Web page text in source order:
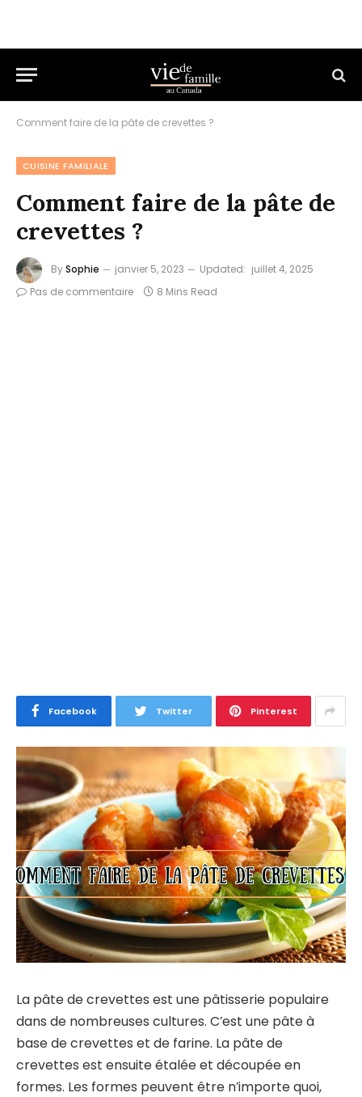
Comment faire de la pâte de crevettes ?
CUISINE FAMILIALE
Comment faire de la pâte de
crevettes ?
BySophie janvier 5, 2023 Updated: juillet 4, 2025
Pas de commentaire
8 Mins Read
Facebook Twitter Pinterest
La pâte de crevettes est une pâtisserie populaire
dans de nombreuses cultures. C’est une pâte à
base de crevettes et de farine. La pâte de
crevettes est ensuite étalée et découpée en
formes. Les formes peuvent être n’importe quoi,